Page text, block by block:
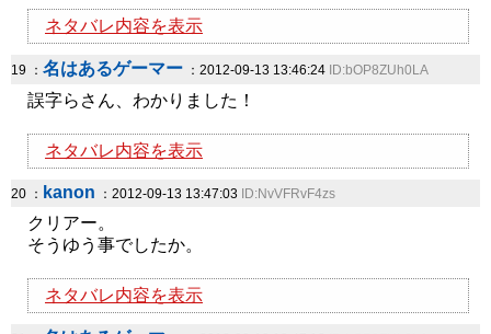
ネタバレ内容を表示
19 ： 名はあるゲーマー ：2012-09-13 13:46:24 ID:bOP8ZUh0LA
誤字らさん、わかりました！
ネタバレ内容を表示
20 ： kanon ：2012-09-13 13:47:03 ID:NvVFRvF4zs
クリアー。
そうゆう事でしたか。
ネタバレ内容を表示